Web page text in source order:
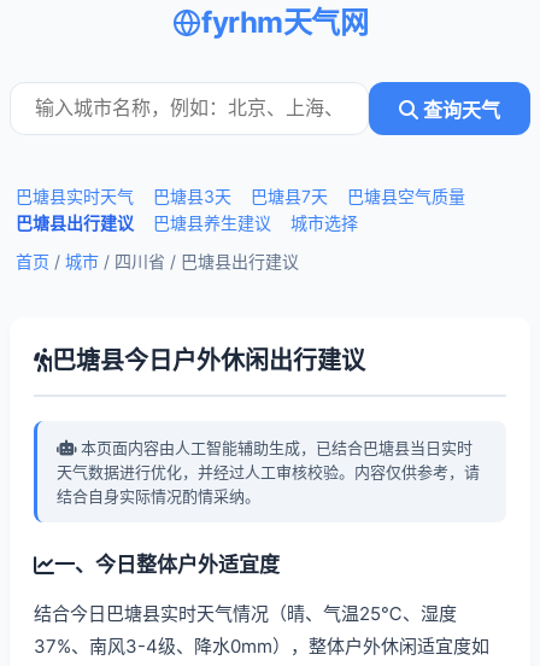
fyrhm天气网
查询天气
巴塘县实时天气 巴塘县3天 巴塘县7天
巴塘县空气质量
巴塘县出行建议
巴塘县养生建议
城市选择
首页 / 城市 / 四川省 / 巴塘县出行建议
巴塘县今日户外休闲出行建议
本页面内容由人工智能辅助生成，已结合巴塘县当日实时
天气数据进行优化，并经过人工审核校验。内容仅供参考，请
结合自身实际情况酌情采纳。
一、今日整体户外适宜度
结合今日巴塘县实时天气情况（晴、气温25℃、湿度
37%、南风3-4级、降水0mm），整体户外休闲适宜度如